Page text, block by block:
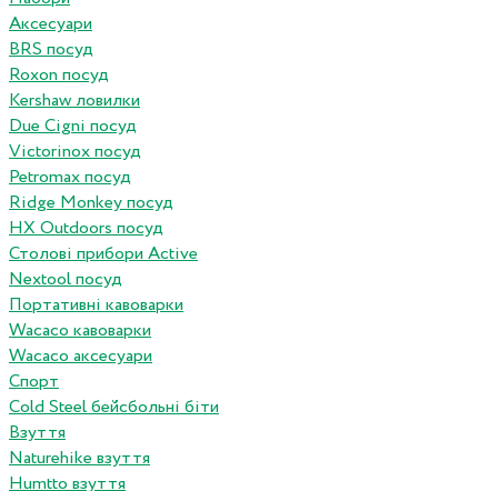
Аксесуари
BRS посуд
Roxon посуд
Kershaw ловилки
Due Cigni посуд
Victorinox посуд
Petromax посуд
Ridge Monkey посуд
HX Outdoors посуд
Столові прибори Active
Nextool посуд
Портативні кавоварки
Wacaco кавоварки
Wacaco аксесуари
Спорт
Cold Steel бейсбольні біти
Взуття
Naturehike взуття
Humtto взуття